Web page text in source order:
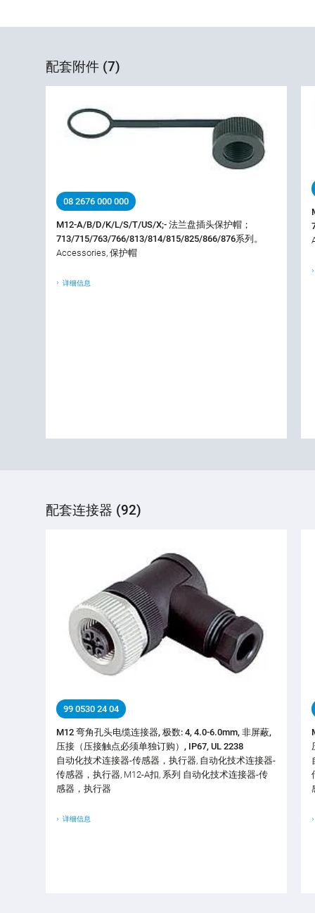
配套附件 (7)
08 2676 000 000
M12-A/B/D/K/L/S/T/US/X;- 法兰盘插头保护帽；
713/715/763/766/813/814/815/825/866/876系列。
Accessories, 保护帽
详细信息
配套连接器 (92)
99 0530 24 04
M12 弯角孔头电缆连接器, 极数: 4, 4.0-6.0mm, 非屏蔽,
压接（压接触点必须单独订购）, IP67, UL 2238
自动化技术连接器-传感器，执行器, 自动化技术连接器-
传感器，执行器, M12-A扣, 系列 自动化技术连接器-传
感器，执行器
详细信息